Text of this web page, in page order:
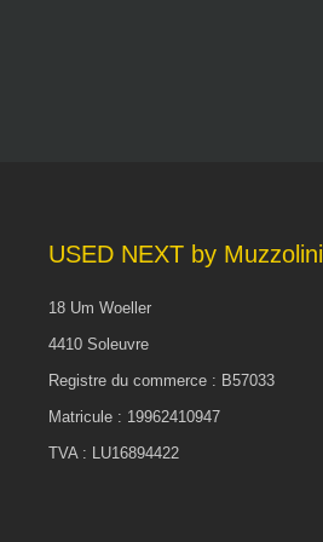
USED NEXT by Muzzolini
18 Um Woeller
4410 Soleuvre
Registre du commerce : B57033
Matricule : 19962410947
TVA : LU16894422